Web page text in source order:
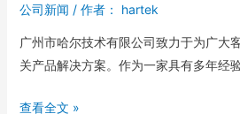
公司新闻 / 作者： hartek
广州市哈尔技术有限公司致力于为广大
关产品解决方案。作为一家具有多年经
查看全文 »